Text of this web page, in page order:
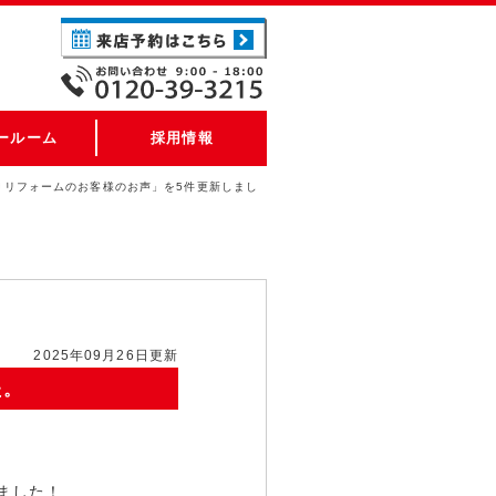
ルーム 採用情報
フォームのお客様のお声」を5件更新しまし
2025年09月26日更新
した！